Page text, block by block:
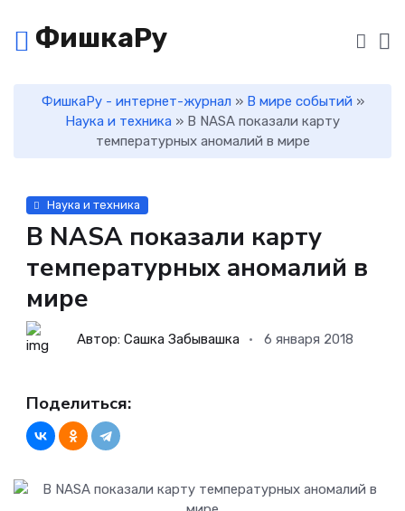
ФишкаРу
ФишкаРу - интернет-журнал » В мире событий »
Наука и техника » В NASA показали карту
температурных аномалий в мире
Наука и техника
В NASA показали карту
температурных аномалий в
мире
Автор: Сашка Забывашка 6 января 2018
Поделиться: